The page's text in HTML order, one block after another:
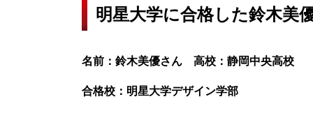
明星大学に合格した鈴木美
名前：鈴木美優さん 高校：静岡中央高校
合格校：明星大学デザイン学部